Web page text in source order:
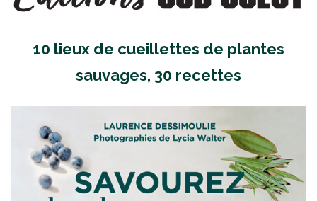
10 lieux de cueillettes de plantes
sauvages, 30 recettes